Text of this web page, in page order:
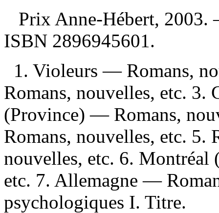
Prix Anne-Hébert,
ISBN 2896945601.
1. Violeurs — Romans,
Romans, nouvelles, etc. 3.
(Province) — Romans,
Romans, nouvelles, etc.
nouvelles, etc. 6.
etc. 7. Allemagne —
psychologiques I. Titre.